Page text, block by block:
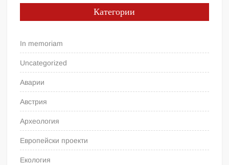
Категории
In memoriam
Uncategorized
Аварии
Австрия
Археология
Европейски проекти
Екология